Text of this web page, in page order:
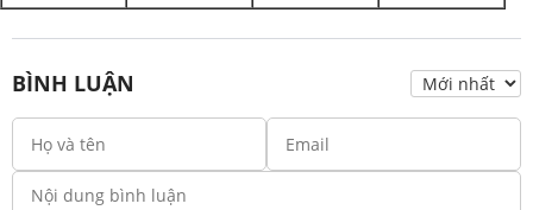
BÌNH LUẬN